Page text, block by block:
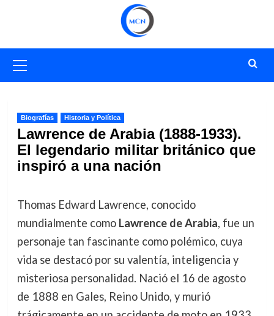
primario
Biografías Historia y Política
Lawrence de Arabia (1888-1933).
El legendario militar británico que
inspiró a una nación
Thomas Edward Lawrence, conocido
mundialmente como Lawrence de Arabia, fue un
personaje tan fascinante como polémico, cuya
vida se destacó por su valentía, inteligencia y
misteriosa personalidad. Nació el 16 de agosto
de 1888 en Gales, Reino Unido, y murió